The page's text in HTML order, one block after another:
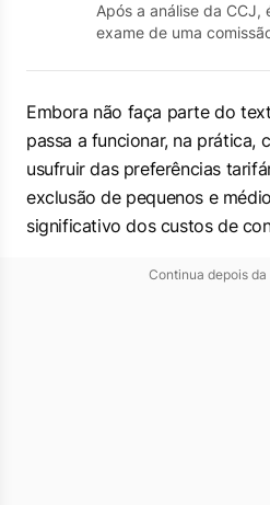
Após a análise da CCJ,
exame de uma
Embora não faça parte do
passa a funcionar, na prática,
usufruir das preferências
exclusão de pequenos e
significativo dos custos de
Continua depois